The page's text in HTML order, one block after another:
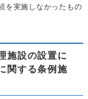
を実施しなかったもの
施設の設置に
関する条例施